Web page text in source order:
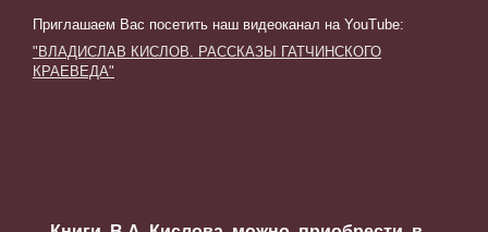
Приглашаем Вас посетить наш видеоканал на YouTube:
"ВЛАДИСЛАВ КИСЛОВ. РАССКАЗЫ ГАТЧИНСКОГО
КРАЕВЕДА"